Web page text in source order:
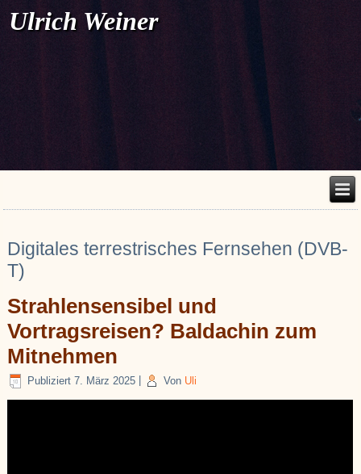
Ulrich Weiner
Digitales terrestrisches Fernsehen (DVB-
T)
Strahlensensibel und
Vortragsreisen? Baldachin zum
Mitnehmen
Publiziert 7. März 2025 Von Uli